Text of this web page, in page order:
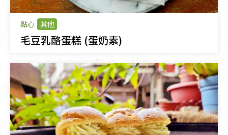
點心 其他
毛豆乳酪蛋糕 (蛋奶素)